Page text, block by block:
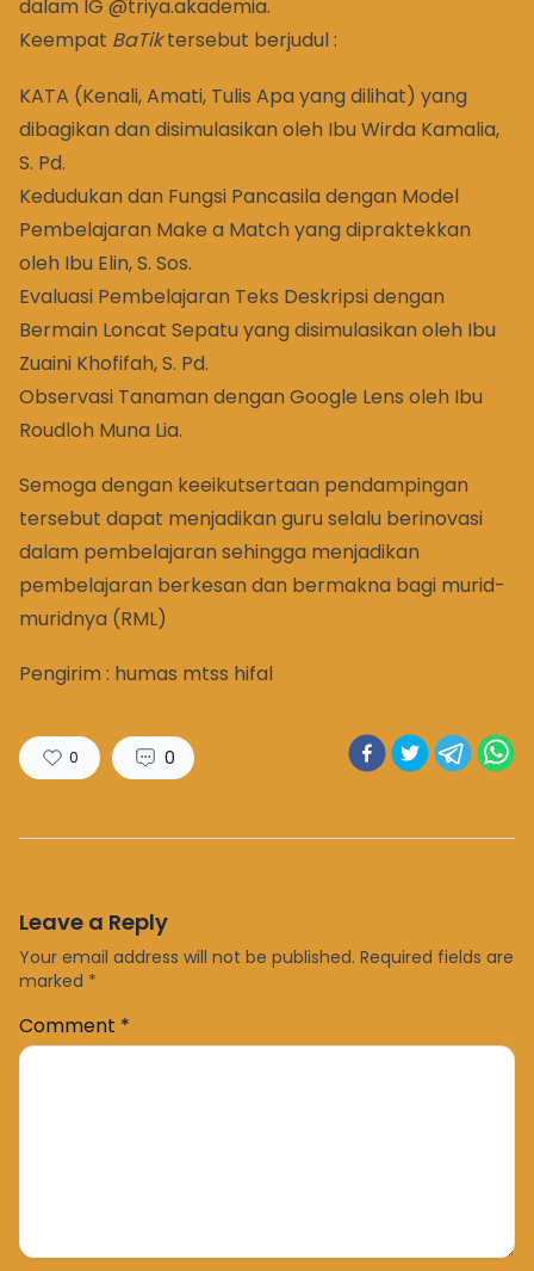
dalam IG @triya.akademia.
Keempat BaTiktersebut berjudul :
KATA (Kenali, Amati, Tulis Apa yang dilihat) yang
dibagikan dan disimulasikan oleh Ibu Wirda Kamalia,
S. Pd.
Kedudukan dan Fungsi Pancasila dengan Model
Pembelajaran Make a Match yang dipraktekkan
oleh Ibu Elin, S. Sos.
Evaluasi Pembelajaran Teks Deskripsi dengan
Bermain Loncat Sepatu yang disimulasikan oleh Ibu
Zuaini Khofifah, S. Pd.
Observasi Tanaman dengan Google Lens oleh Ibu
Roudloh Muna Lia.
Semoga dengan keeikutsertaan pendampingan
tersebut dapat menjadikan guru selalu berinovasi
dalam pembelajaran sehingga menjadikan
pembelajaran berkesan dan bermakna bagi murid-
muridnya (RML)
Pengirim : humas mtss hifal
0 0
Leave a Reply
Your email address will not be published. Required fields are
marked *
Comment *